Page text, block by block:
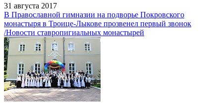
31 августа 2017
В Православной гимназии на подворье Покровского
монастыря в Троице-Лыкове прозвенел первый звонок
/Новости ставропигиальных монастырей